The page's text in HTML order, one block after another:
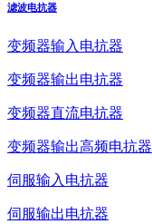
滤波电抗器
变频器输入电抗器
变频器输出电抗器
变频器直流电抗器
变频器输出高频电抗器
伺服输入电抗器
伺服输出电抗器